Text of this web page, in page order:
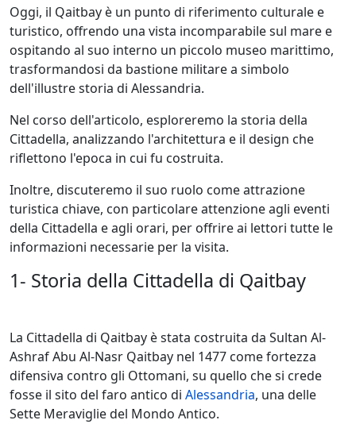
Oggi, il Qaitbay è un punto di riferimento culturale e
turistico, offrendo una vista incomparabile sul mare e
ospitando al suo interno un piccolo museo marittimo,
trasformandosi da bastione militare a simbolo
dell'illustre storia di Alessandria.
Nel corso dell'articolo, esploreremo la storia della
Cittadella, analizzando l'architettura e il design che
riflettono l'epoca in cui fu costruita.
Inoltre, discuteremo il suo ruolo come attrazione
turistica chiave, con particolare attenzione agli eventi
della Cittadella e agli orari, per offrire ai lettori tutte le
informazioni necessarie per la visita.
1- Storia della Cittadella di Qaitbay
La Cittadella di Qaitbay è stata costruita da Sultan Al-
Ashraf Abu Al-Nasr Qaitbay nel 1477 come fortezza
difensiva contro gli Ottomani, su quello che si crede
fosse il sito del faro antico di Alessandria, una delle
Sette Meraviglie del Mondo Antico.